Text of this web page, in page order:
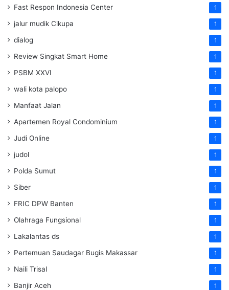
Fast Respon Indonesia Center 1
jalur mudik Cikupa 1
dialog 1
Review Singkat Smart Home 1
PSBM XXVI 1
wali kota palopo 1
Manfaat Jalan 1
Apartemen Royal Condominium 1
Judi Online 1
judol 1
Polda Sumut 1
Siber 1
FRIC DPW Banten 1
Olahraga Fungsional 1
Lakalantas ds 1
Pertemuan Saudagar Bugis Makassar 1
Naili Trisal 1
Banjir Aceh 1